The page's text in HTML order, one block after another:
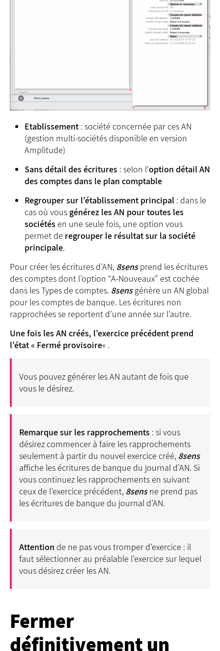
Etablissement : société concernée par ces AN
(gestion multi-sociétés disponible en version
Amplitude)
Sans détail des écritures : selon l’option détail AN
des comptes dans le plan comptable
Regrouper sur l’établissement principal : dans le
cas où vous générez les AN pour toutes les
sociétés en une seule fois, une option vous
permet de regrouper le résultat sur la société
principale.
Pour créer les écritures d’AN, 8sensprend les écritures
des comptes dont l’option “A-Nouveaux” est cochée
dans les Types de comptes. 8sensgénère un AN global
pour les comptes de banque. Les écritures non
rapprochées se reportent d’une année sur l’autre.
Une fois les AN créés, l’exercice précédent prend
l’état « Fermé provisoire« .
Vous pouvez générer les AN autant de fois que
vous le désirez.
Remarque sur les rapprochements : si vous
désirez commencer à faire les rapprochements
seulement à partir du nouvel exercice créé, 8sens
affiche les écritures de banque du journal d’AN. Si
vous continuez les rapprochements en suivant
ceux de l’exercice précédent, 8sensne prend pas
les écritures de banque du journal d’AN.
Attention de ne pas vous tromper d’exercice : il
faut sélectionner au préalable l’exercice sur lequel
vous désirez créer les AN.
Fermer
définitivement un